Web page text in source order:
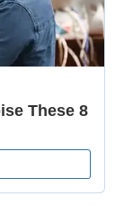
đội Hoa Kỳ.
thức chọn
kẻ.
tiên, Univac I,